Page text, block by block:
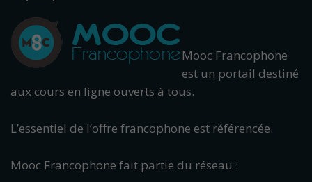
Mooc Francophone
est un portail destiné
aux cours en ligne ouverts à tous.
L’essentiel de l’offre francophone est référencée.
Mooc Francophone fait partie du réseau :